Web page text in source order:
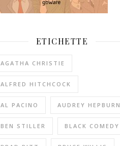
ETICHETTE
AGATHA CHRISTIE
ALFRED HITCHCOCK
AL PACINO AUDREY HEPBURN
BEN STILLER BLACK COMEDY